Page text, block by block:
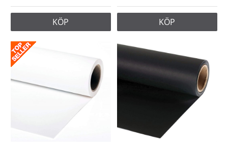
KÖP KÖP